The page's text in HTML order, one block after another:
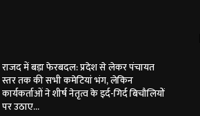
राजद में बड़ा फेरबदल: प्रदेश से लेकर पंचायत
स्तर तक की सभी कमेटियां भंग, लेकिन
कार्यकर्ताओं ने शीर्ष नेतृत्व के इर्द-गिर्द बिचौलियों
पर उठाए...